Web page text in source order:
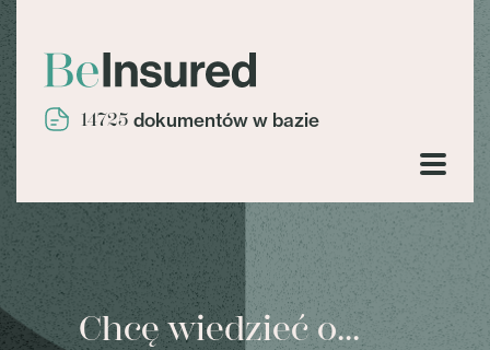
14725 dokumentów w bazie
Chcę wiedzieć o...